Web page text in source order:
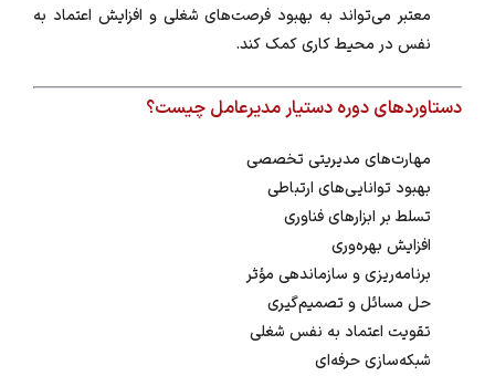
معتبر می‌تواند به بهبود فرصت‌های شغلی و افزایش اعتماد به
نفس در محیط کاری کمک کند.
دستاوردهای دوره دستیار مدیرعامل چیست؟
مهارت‌های مدیریتی تخصصی
بهبود توانایی‌های ارتباطی
تسلط بر ابزارهای فناوری
افزایش بهره‌وری
برنامه‌ریزی و سازماندهی مؤثر
حل مسائل و تصمیم‌گیری
تقویت اعتماد به نفس شغلی
شبکه‌سازی حرفه‌ای